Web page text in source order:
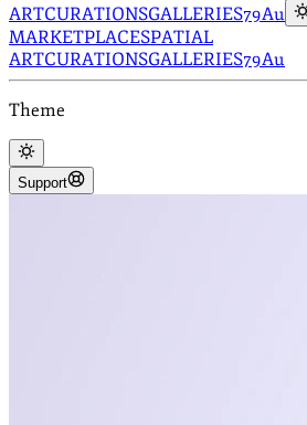
ARTCURATIONSGALLERIES79Au
MARKETPLACESPATIAL
ARTCURATIONSGALLERIES79Au
Theme
Support